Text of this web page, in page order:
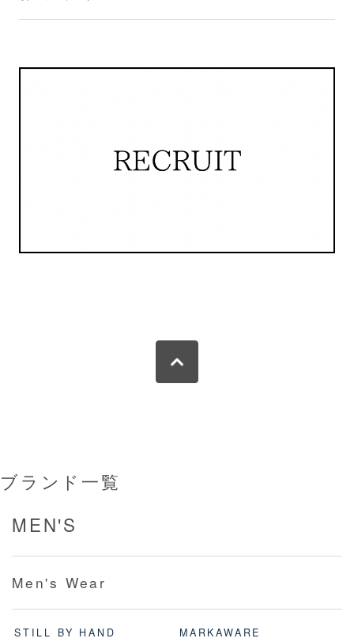
ブランド一覧
MEN'S
Men's Wear
STILL BY HAND
MARKAWARE